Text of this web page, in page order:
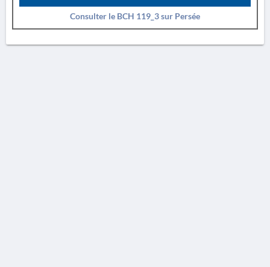
Consulter le BCH 119_3 sur Persée